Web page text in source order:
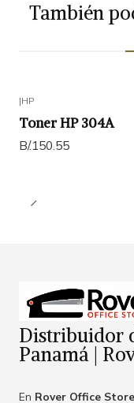
También
|HP
Toner HP 304A
B/.150.55
Distribuidor
Panamá |
En Rover Office Store